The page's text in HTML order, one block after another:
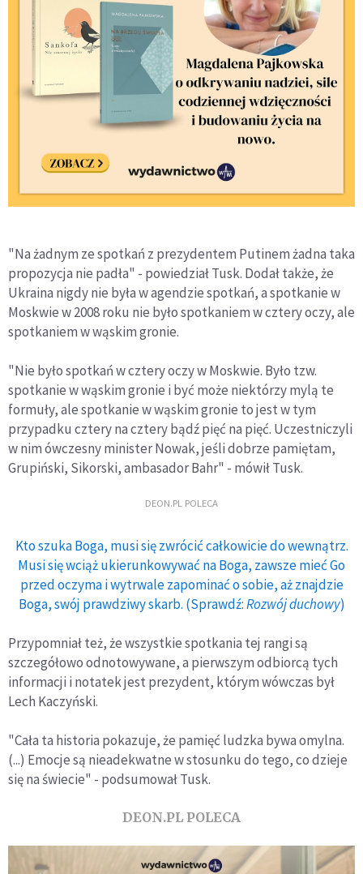
"Na żadnym ze spotkań z prezydentem Putinem żadna taka
propozycja nie padła" - powiedział Tusk. Dodał także, że
Ukraina nigdy nie była w agendzie spotkań, a spotkanie w
Moskwie w 2008 roku nie było spotkaniem w cztery oczy, ale
spotkaniem w wąskim gronie.
"Nie było spotkań w cztery oczy w Moskwie. Było tzw.
spotkanie w wąskim gronie i być może niektórzy mylą te
formuły, ale spotkanie w wąskim gronie to jest w tym
przypadku cztery na cztery bądź pięć na pięć. Uczestniczyli
w nim ówczesny minister Nowak, jeśli dobrze pamiętam,
Grupiński, Sikorski, ambasador Bahr" - mówił Tusk.
DEON.PL POLECA
Kto szuka Boga, musi się zwrócić całkowicie do wewnątrz.
Musi się wciąż ukierunkowywać na Boga, zawsze mieć Go
przed oczyma i wytrwale zapominać o sobie, aż znajdzie
Boga, swój prawdziwy skarb. (Sprawdź:Rozwój duchowy)
Przypomniał też, że wszystkie spotkania tej rangi są
szczegółowo odnotowywane, a pierwszym odbiorcą tych
informacji i notatek jest prezydent, którym wówczas był
Lech Kaczyński.
"Cała ta historia pokazuje, że pamięć ludzka bywa omylna.
(...) Emocje są nieadekwatne w stosunku do tego, co dzieje
się na świecie" - podsumował Tusk.
DEON.PL POLECA